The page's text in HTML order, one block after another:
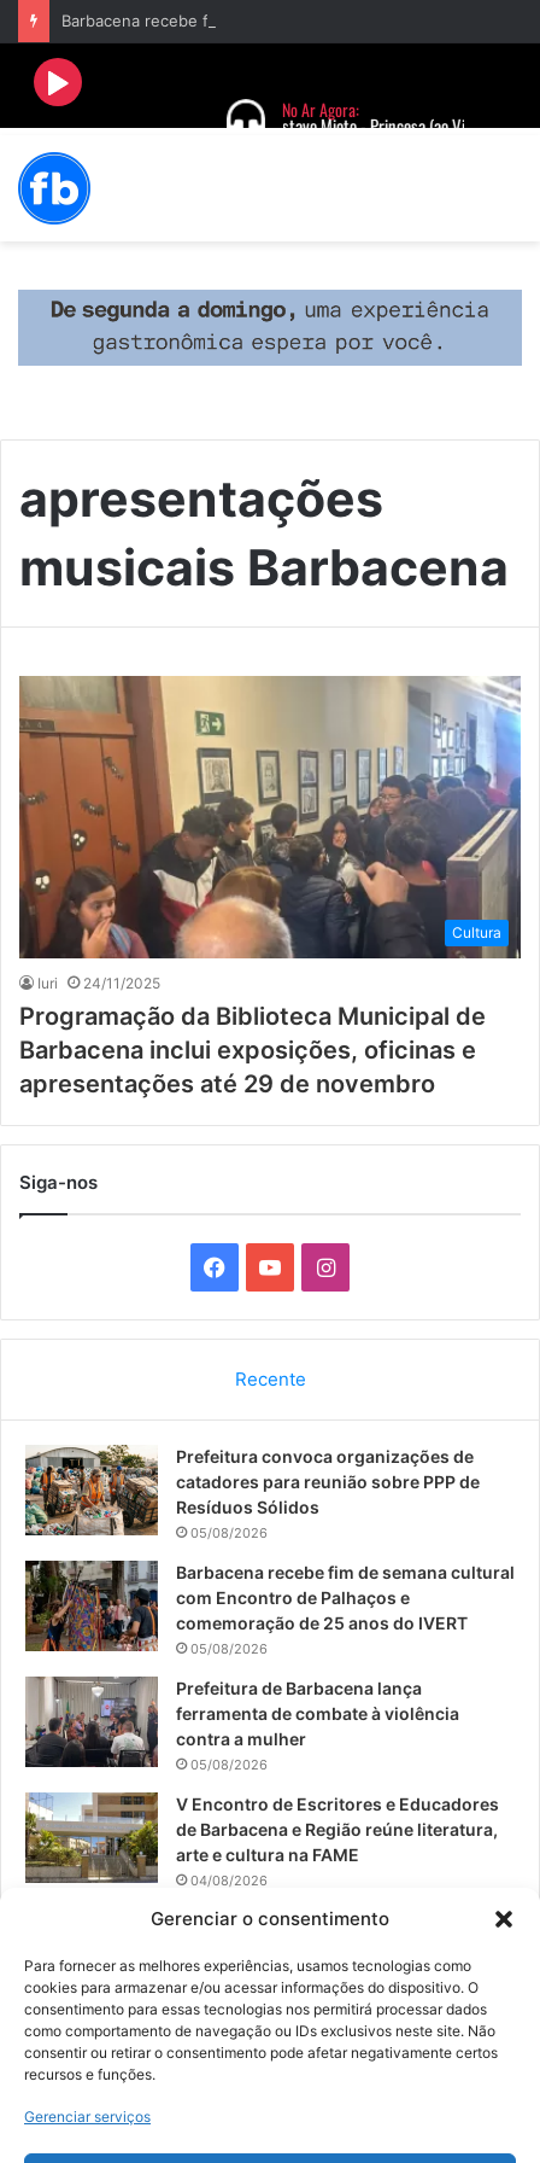
Gerenciar o consentimento
Para fornecer as melhores experiências, usamos tecnologias como
cookies para armazenar e/ou acessar informações do dispositivo. O
consentimento para essas tecnologias nos permitirá processar dados
como comportamento de navegação ou IDs exclusivos neste site. Não
consentir ou retirar o consentimento pode afetar negativamente certos
recursos e funções.
Gerenciar serviços
apresentações
musicais Barbacena
Cultura
Iuri 24/11/2025
Programação da Biblioteca Municipal de
Barbacena inclui exposições, oficinas e
apresentações até 29 de novembro
Siga-nos
a
b
o
k
o
u
b
I
n
a
a
Recente
Prefeitura convoca organizações de
catadores para reunião sobre PPP de
Resíduos Sólidos
05/08/2026
Barbacena recebe fim de semana cultural
com Encontro de Palhaços e
comemoração de 25 anos do IVERT
05/08/2026
Prefeitura de Barbacena lança
ferramenta de combate à violência
contra a mulher
05/08/2026
V Encontro de Escritores e Educadores
de Barbacena e Região reúne literatura,
arte e cultura na FAME
04/08/2026
Teatro da Pedra apresenta novo
04/08/2026
© 2026, Todos os direitos reservados | Desenvolvido por:
Digital Business| Hospedado por:NP Publicidade